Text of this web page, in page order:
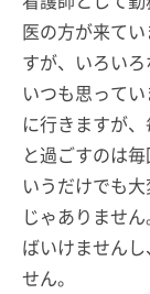
医の方が来て
すが、いろい
いつも思って
に行きますが
と過ごすのは
いうだけでも
じゃありませ
ばいけません
せん。